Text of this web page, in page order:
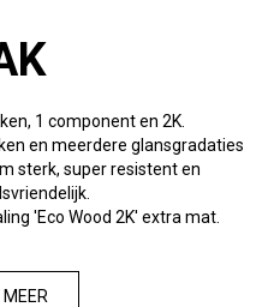
1 component en 2K.
en meerdere glansgradaties
sterk, super resistent en
'Eco Wood 2K' extra mat.
MEER